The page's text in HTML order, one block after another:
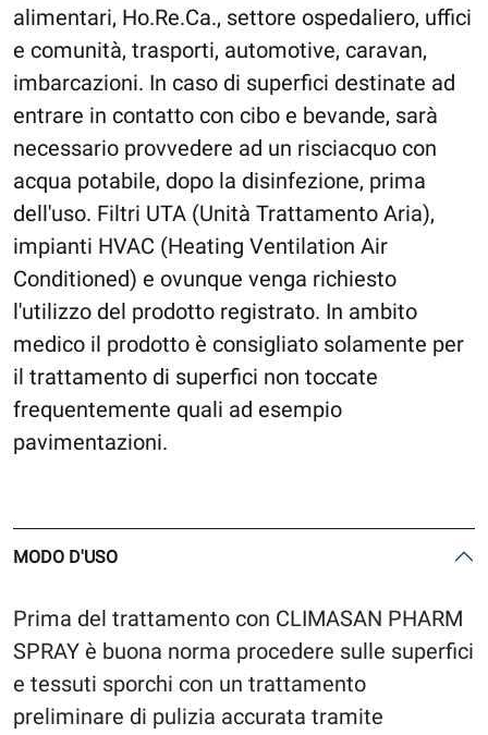
alimentari, Ho.Re.Ca., settore ospedaliero, uffici
e comunità, trasporti, automotive, caravan,
imbarcazioni. In caso di superfici destinate ad
entrare in contatto con cibo e bevande, sarà
necessario provvedere ad un risciacquo con
acqua potabile, dopo la disinfezione, prima
dell'uso. Filtri UTA (Unità Trattamento Aria),
impianti HVAC (Heating Ventilation Air
Conditioned) e ovunque venga richiesto
l'utilizzo del prodotto registrato. In ambito
medico il prodotto è consigliato solamente per
il trattamento di superfici non toccate
frequentemente quali ad esempio
pavimentazioni.
MODO D'USO
Prima del trattamento con CLIMASAN PHARM
SPRAY è buona norma procedere sulle superfici
e tessuti sporchi con un trattamento
preliminare di pulizia accurata tramite